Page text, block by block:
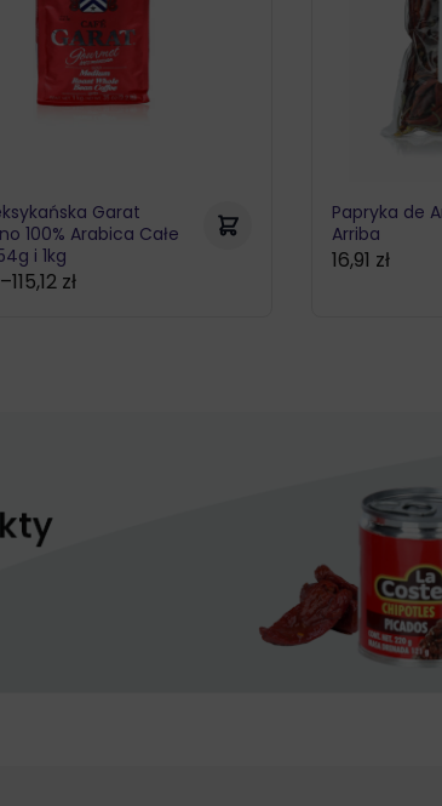
Garat
100% Arabica Całe
i 1kg
–115,12 zł
Papryka de
Arriba
16,91 zł